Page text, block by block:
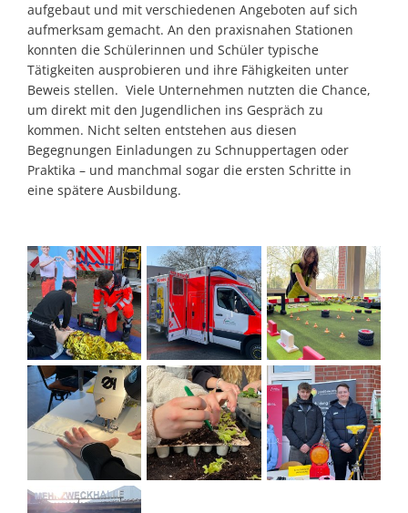
aufgebaut und mit verschiedenen Angeboten auf sich
aufmerksam gemacht. An den praxisnahen Stationen
konnten die Schülerinnen und Schüler typische
Tätigkeiten ausprobieren und ihre Fähigkeiten unter
Beweis stellen. Viele Unternehmen nutzten die Chance,
um direkt mit den Jugendlichen ins Gespräch zu
kommen. Nicht selten entstehen aus diesen
Begegnungen Einladungen zu Schnuppertagen oder
Praktika – und manchmal sogar die ersten Schritte in
eine spätere Ausbildung.